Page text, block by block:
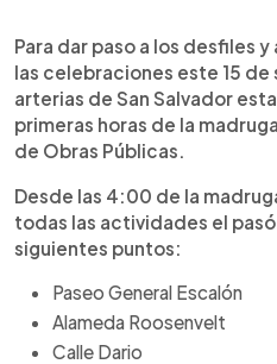
Escuchar artículo
Para dar paso a los desfiles
las celebraciones este 15
arterias de San Salvador
primeras horas de la
de Obras Públicas.
Desde las 4:00 de la
todas las actividades el
siguientes puntos:
Paseo General Escalón
Alameda Roosenvelt
Calle Dario